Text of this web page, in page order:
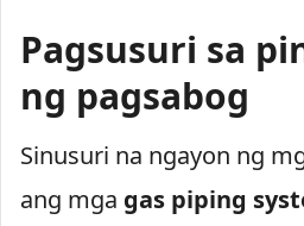
Pagsusuri sa
ng pagsabog
Sinusuri na ngayon ng
ang mga gas piping